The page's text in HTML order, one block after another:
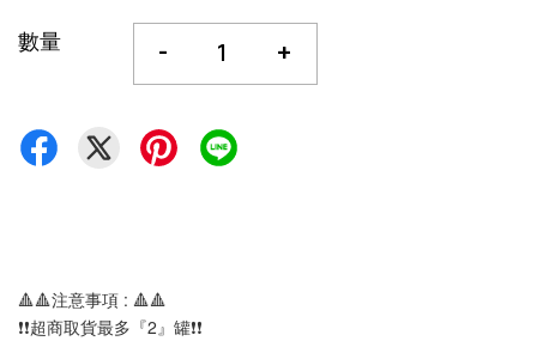
數量 - +
🔺🔺注意事項 : 🔺🔺
❗️❗️超商取貨最多『2』罐❗️❗️